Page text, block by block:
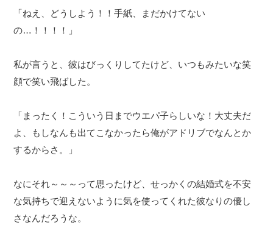
「ねえ、どうしよう！！手紙、まだかけてない
の…！！！！」
私が言うと、彼はびっくりしてたけど、いつもみたいな笑
顔で笑い飛ばした。
「まったく！こういう日までウエパ子らしいな！大丈夫だ
よ、もしなんも出てこなかったら俺がアドリブでなんとか
するからさ。」
なにそれ～～～って思ったけど、せっかくの結婚式を不安
な気持ちで迎えないように気を使ってくれた彼なりの優し
さなんだろうな。